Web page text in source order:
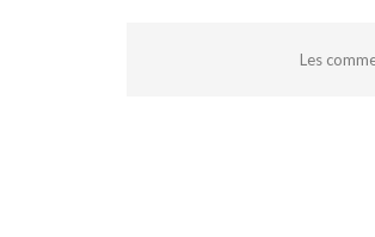
Les